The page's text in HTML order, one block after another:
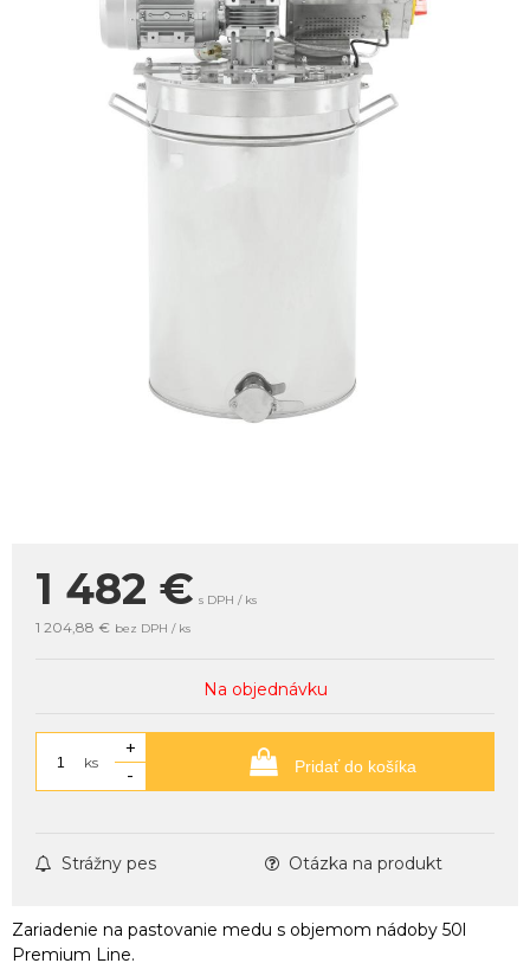
1 482 € s DPH / ks
1 204,88 € bez DPH / ks
Na objednávku
ks
+
-
Pridať do košíka
Strážny pes Otázka na produkt
Zariadenie na pastovanie medu s objemom nádoby 50l
Premium Line.